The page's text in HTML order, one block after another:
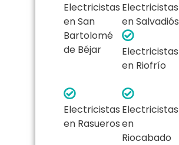
Electricistas
en San
Bartolomé
de Béjar
Electricistas
en Salvadiós
Electricistas
en Riofrío
Electricistas
en Rasueros
Electricistas
en
Riocabado